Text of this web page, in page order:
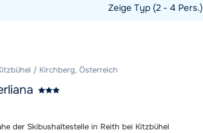
Zeige Typ (2 - 4 Pers.)
/ Kirchberg, Österreich
der Skibushaltestelle in Reith bei Kitzbühel